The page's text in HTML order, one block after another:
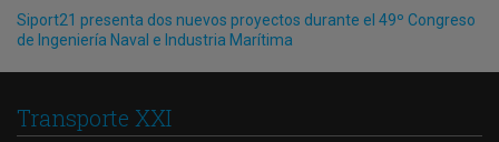
Siport21 presenta dos nuevos proyectos durante el 49º Congreso
de Ingeniería Naval e Industria Marítima
Transporte XXI